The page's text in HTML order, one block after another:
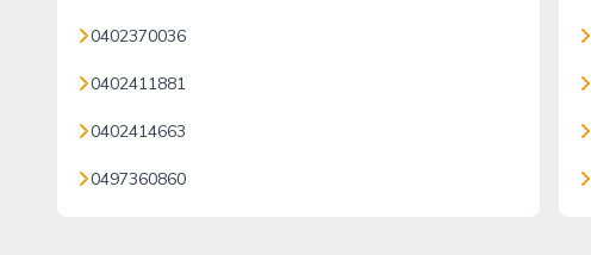
0402370036
0402411881
0402414663
0497360860